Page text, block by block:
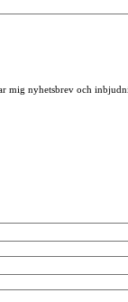
mig nyhetsbrev och